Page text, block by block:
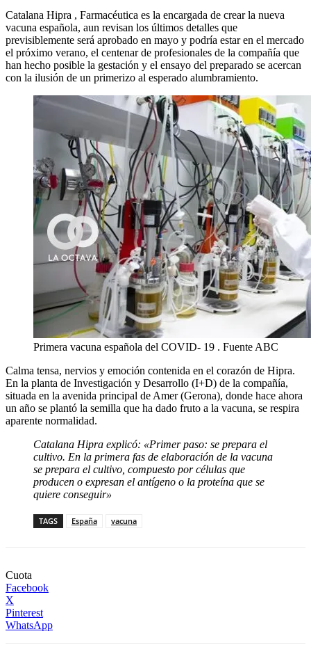
Catalana Hipra , Farmacéutica es la encargada de crear la nueva
vacuna española, aun revisan los últimos detalles que
previsiblemente será aprobado en mayo y podría estar en el mercado
el próximo verano, el centenar de profesionales de la compañía que
han hecho posible la gestación y el ensayo del preparado se acercan
con la ilusión de un primerizo al esperado alumbramiento.
Primera vacuna española del COVID- 19 . Fuente ABC
Calma tensa, nervios y emoción contenida en el corazón de Hipra.
En la planta de Investigación y Desarrollo (I+D) de la compañía,
situada en la avenida principal de Amer (Gerona), donde hace ahora
un año se plantó la semilla que ha dado fruto a la vacuna, se respira
aparente normalidad.
Catalana Hipra explicó: «Primer paso: se prepara el
cultivo. En la primera fas de elaboración de la vacuna
se prepara el cultivo, compuesto por células que
producen o expresan el antígeno o la proteína que se
quiere conseguir»
TAGS España vacuna
Cuota
Facebook
X
Pinterest
WhatsApp